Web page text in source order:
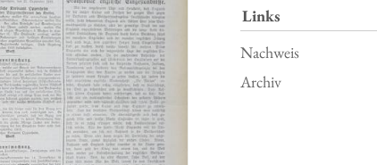
Links
Nachweis
Archiv